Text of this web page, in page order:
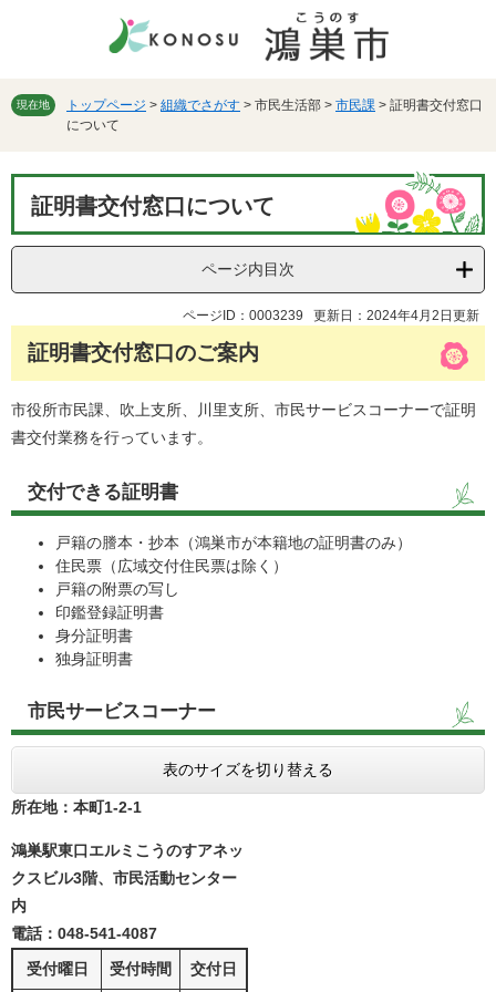
先
す。
を
し
文
現在地 トップページ > 組織でさがす > 市民生活部 > 市民課 > 証明書交付窓口
について
証明書交付窓口について
ページ内目次
ページID：0003239 更新日：2024年4月2日更新
証明書交付窓口のご案内
市役所市民課、吹上支所、川里支所、市民サービスコーナーで証明
書交付業務を行っています。
交付できる証明書
戸籍の謄本・抄本（鴻巣市が本籍地の証明書のみ）
住民票（広域交付住民票は除く）
戸籍の附票の写し
印鑑登録証明書
身分証明書
独身証明書
市民サービスコーナー
表のサイズを切り替える
所在地：本町1-2-1
鴻巣駅東口エルミこうのすアネッ
クスビル3階、市民活動センター
内
電話：048-541-4087
受付曜日
受付時間 交付日